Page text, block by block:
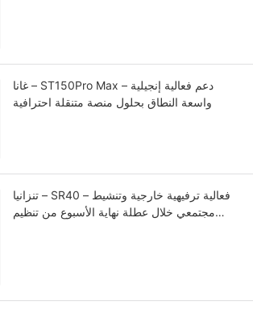
غانا – ST150Pro Max – دعم فعالية إنجيلية
واسعة النطاق بحلول منصة متنقلة احترافية
تنزانيا – SR40 – فعالية ترفيهية خارجية وتنشيط
مجتمعي خلال عطلة نهاية الأسبوع من تنظيم